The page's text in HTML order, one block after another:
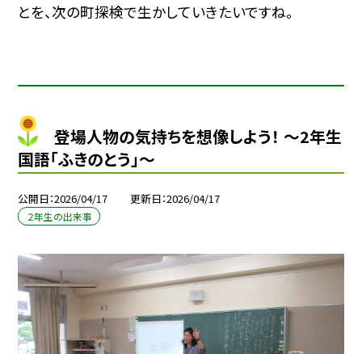
とを、次の町探検で生かしていきたいですね。
登場人物の気持ちを想像しよう！ ～2年生
国語「ふきのとう」～
公開日 2026/04/17 更新日 2026/04/17
２年生の出来事